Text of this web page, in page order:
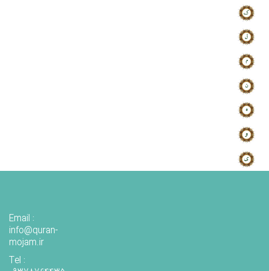
Email :
info@quran-
mojam.ir
Tel :